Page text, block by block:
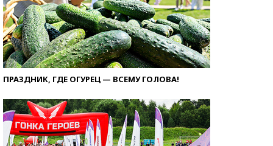
ПРАЗДНИК, ГДЕ ОГУРЕЦ — ВСЕМУ ГОЛОВА!